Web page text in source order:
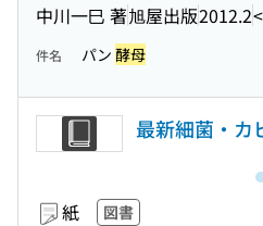
中川一巳 著旭屋出版2012.2
件名 パン 酵母
最新細菌・カ
紙 図書